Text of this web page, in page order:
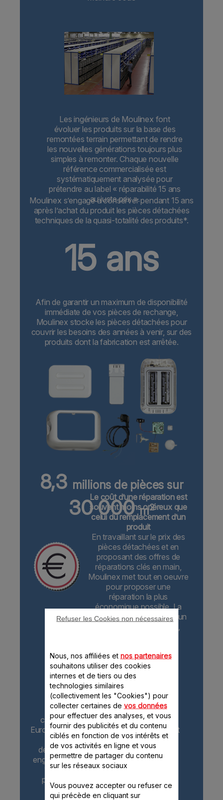
Les ingénieurs de Moulinex font
évoluer les produits sur la base des
remontées terrain permettant de rendre
les nouvelles générations toujours plus
simples à remonter. Chaque nouvelle
référence commercialisée est
systématiquement analysée pour
prétendre au label « réparabilité 15 ans
au juste prix ».
Moulinex s’engage à conserver pendant 15 ans
après l’achat du produit les pièces détachées
techniques de la quasi-totalité des produits*.
15 ans
Afin de garantir un maximum de disponibilité
immédiate de vos pièces de rechange,
Moulinex stocke les pièces détachées pour
couvrir les besoins des années à venir, sur des
produits dont la fabrication est arrêtée.
8,3 millions de pièces sur
30 000m2
Le coût d’une réparation est
souvent moins onéreux que
celui du remplacement d’un
produit
En travaillant sur le prix des
pièces détachées et en
proposant des offres de
réparations clés en main,
Moulinex met tout en oeuvre
pour proposer une
réparation la plus
économique possible. La
réparation n’altère en aucun
* Plus de 96% des produits
commercialisés par le Groupe Seb en
Europe en 2021 respectaient l'engagement
10 ans qui était valable jusqu'au 31
décembre 2021 et est remplacé par un
engagement 15 ans au juste prix depuis le
1er janvier 2022. Pièces détachées
pouvant être issues de technologies
alternatives.
Nous, nos affiliées et nos partenaires
souhaitons utiliser des cookies
internes et de tiers ou des
technologies similaires
(collectivement les "Cookies") pour
collecter certaines de vos données
pour effectuer des analyses, et vous
fournir des publicités et du contenu
ciblés en fonction de vos intérêts et
de vos activités en ligne et vous
permettre de partager du contenu
sur les réseaux sociaux
Vous pouvez accepter ou refuser ce
qui précède en cliquant sur
Refuser les Cookies non nécessaires